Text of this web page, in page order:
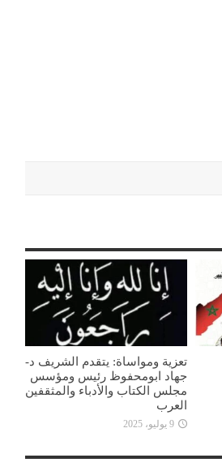
تعزية ومواساة: يتقدم الشريف د-
جهاد ابومحفوظ رئيس ومؤسس
مجلس الكتاب والأدباء والمثقفين
العرب
9 يوليو، 2025